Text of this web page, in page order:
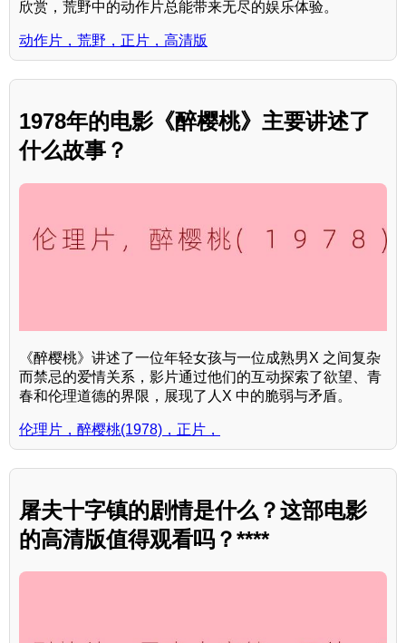
欣赏，荒野中的动作片总能带来无尽的娱乐体验。
动作片，荒野，正片，高清版
1978年的电影《醉樱桃》主要讲述了
什么故事？
《醉樱桃》讲述了一位年轻女孩与一位成熟男X 之间复杂
而禁忌的爱情关系，影片通过他们的互动探索了欲望、青
春和伦理道德的界限，展现了人X 中的脆弱与矛盾。
伦理片，醉樱桃(1978)，正片，
屠夫十字镇的剧情是什么？这部电影
的高清版值得观看吗？****